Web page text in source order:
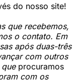
do nosso site!
que recebemos,
o contato. Em
após duas-três
com outros
procuramos
com os